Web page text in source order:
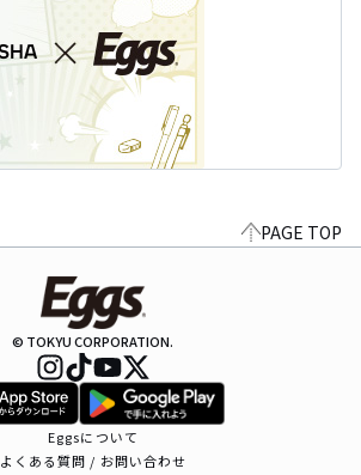
PAGE TOP
© TOKYU CORPORATION.
Eggsについて
よくある質問 / お問い合わせ